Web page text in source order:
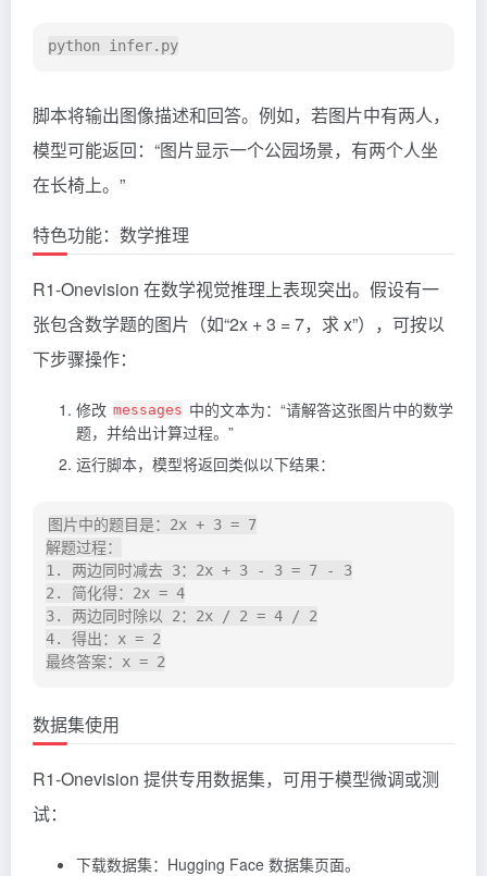
脚本将输出图像描述和回答。例如，若图片中有两人，
模型可能返回：“图片显示一个公园场景，有两个人坐
在长椅上。”
特色功能：数学推理
R1-Onevision 在数学视觉推理上表现突出。假设有一
张包含数学题的图片（如“2x + 3 = 7，求 x”），可按以
下步骤操作：
修改 messages 中的文本为：“请解答这张图片中的数学
题，并给出计算过程。”
运行脚本，模型将返回类似以下结果：
图片中的题目是：2x + 3 = 7
解题过程：
1. 两边同时减去 3：2x + 3 - 3 = 7 - 3
2. 简化得：2x = 4
3. 两边同时除以 2：2x / 2 = 4 / 2
4. 得出：x = 2
数据集使用
R1-Onevision 提供专用数据集，可用于模型微调或测
试：
下载数据集：Hugging Face 数据集页面。